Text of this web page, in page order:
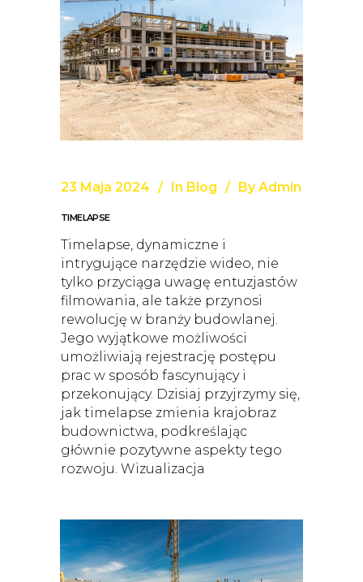
23 Maja 2024 In Blog By Admin
TIMELAPSE
Timelapse, dynamiczne i
intrygujące narzędzie wideo, nie
tylko przyciąga uwagę entuzjastów
filmowania, ale także przynosi
rewolucję w branży budowlanej.
Jego wyjątkowe możliwości
umożliwiają rejestrację postępu
prac w sposób fascynujący i
przekonujący. Dzisiaj przyjrzymy się,
jak timelapse zmienia krajobraz
budownictwa, podkreślając
głównie pozytywne aspekty tego
rozwoju. Wizualizacja